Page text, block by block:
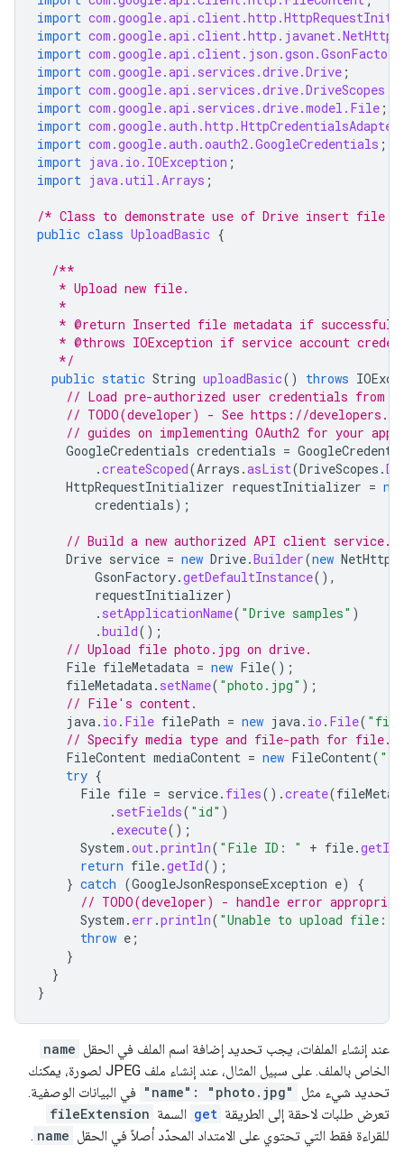
import
import
import com.google.api.client.json.gson.GsonFactory
import com.google.api.services.drive.Drive ;
import com.google.api.services.drive.DriveScopes
import com.google.api.services.drive.model.File ;
import com.google.auth.http.HttpCredentialsAdapter
import com.google.auth.oauth2.GoogleCredentials ;
import java.io.IOException ;
import java.util.Arrays ;
/* Class to demonstrate use of Drive insert file
public class UploadBasic {
/**
   * Upload new file.
   *
* @return Inserted file metadata if
* @throws IOException if service account
   */
public static String uploadBasic() throws
// Load pre-authorized user credentials from
// TODO(developer) - See https://
// guides on implementing OAuth2 for your
GoogleCredentials credentials =
.createScoped(Arrays .asList(DriveScopes .
HttpRequestInitializer requestInitializer = new
credentials);
// Build a new authorized API client service.
Drive service = new Drive.Builder(new
GsonFactory.getDefaultInstance(),
requestInitializer)
. setApplicationName( "Drive samples" )
.build();
// Upload file photo.jpg on drive.
File fileMetadata = new File();
fileMetadata. setName( "photo.jpg" );
// File's content.
java. io . File filePath = new java. io . File(
// Specify media type and file-path for file.
FileContent mediaContent = new FileContent(
try {
File file = service. files().create(
. setFields( "id" )
. execute();
System .out.println( "File ID: " + file.getId
return file.getId();
} catch (GoogleJsonResponseException e)
{
// TODO(developer) - handle error
System . err .println( "Unable to upload file: "
throw e ;
}
}
}
عند إنشاء الملفات، يجب تحديد إضافة اسم الملف في الحقل name
الخاص بالملف. على سبيل المثال، عند إنشاء ملف JPEG لصورة، يمكنك
تحديد شيء مثل
"name": "photo.jpg" في البيانات الوصفية.
تعرض طلبات لاحقة إلى الطريقة get السمة fileExtension
للقراءة فقط التي تحتوي على الامتداد المحدّد أصلاً في الحقل name
.